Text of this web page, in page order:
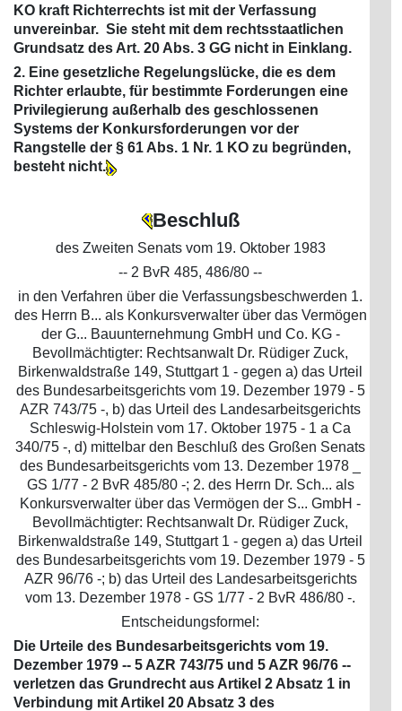
KO kraft Richterrechts ist mit der Verfassung
unvereinbar. Sie steht mit dem rechtsstaatlichen
Grundsatz des Art. 20 Abs. 3 GG nicht in Einklang.
2. Eine gesetzliche Regelungslücke, die es dem
Richter erlaubte, für bestimmte Forderungen eine
Privilegierung außerhalb des geschlossenen
Systems der Konkursforderungen vor der
Rangstelle der § 61 Abs. 1 Nr. 1 KO zu begründen,
besteht nicht.
Beschluß
des Zweiten Senats vom 19. Oktober 1983
-- 2 BvR 485, 486/80 --
in den Verfahren über die Verfassungsbeschwerden 1.
des Herrn B... als Konkursverwalter über das Vermögen
der G... Bauunternehmung GmbH und Co. KG -
Bevollmächtigter: Rechtsanwalt Dr. Rüdiger Zuck,
Birkenwaldstraße 149, Stuttgart 1 - gegen a) das Urteil
des Bundesarbeitsgerichts vom 19. Dezember 1979 - 5
AZR 743/75 -, b) das Urteil des Landesarbeitsgerichts
Schleswig-Holstein vom 17. Oktober 1975 - 1 a Ca
340/75 -, d) mittelbar den Beschluß des Großen Senats
des Bundesarbeitsgerichts vom 13. Dezember 1978 _
GS 1/77 - 2 BvR 485/80 -; 2. des Herrn Dr. Sch... als
Konkursverwalter über das Vermögen der S... GmbH -
Bevollmächtigter: Rechtsanwalt Dr. Rüdiger Zuck,
Birkenwaldstraße 149, Stuttgart 1 - gegen a) das Urteil
des Bundesarbeitsgerichts vom 19. Dezember 1979 - 5
AZR 96/76 -; b) das Urteil des Landesarbeitsgerichts
vom 13. Dezember 1978 - GS 1/77 - 2 BvR 486/80 -.
Entscheidungsformel:
Die Urteile des Bundesarbeitsgerichts vom 19.
Dezember 1979 -- 5 AZR 743/75 und 5 AZR 96/76 --
verletzen das Grundrecht aus Artikel 2 Absatz 1 in
Verbindung mit Artikel 20 Absatz 3 des